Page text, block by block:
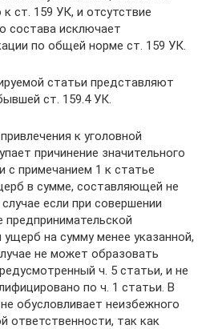
ст. 159 УК, и отсутствие
состава исключает
по общей норме ст. 159 УК.
статьи представляют
ст. 159.4 УК.
к уголовной
причинение значительного
с примечанием 1 к статье
в сумме, составляющей не
если при совершении
на сумму менее указанной,
не может образовать
ч. 5 статьи, и не
по ч. 1 статьи. В
обусловливает неизбежного
ответственности, так как